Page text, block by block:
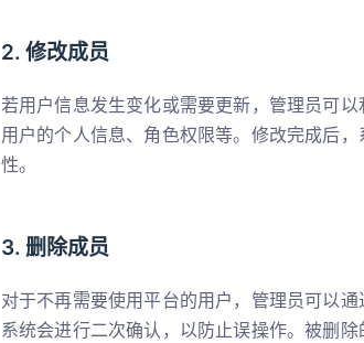
2. 修改成员
若用户信息发生变化或需要更新，管理员可
用户的个人信息、角色权限等。修改完成后
性。
3. 删除成员
对于不再需要使用平台的用户，管理员可以
系统会进行二次确认，以防止误操作。被删